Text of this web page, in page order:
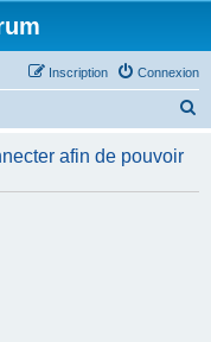
Connexion
Inscription
h
afin de pouvoir